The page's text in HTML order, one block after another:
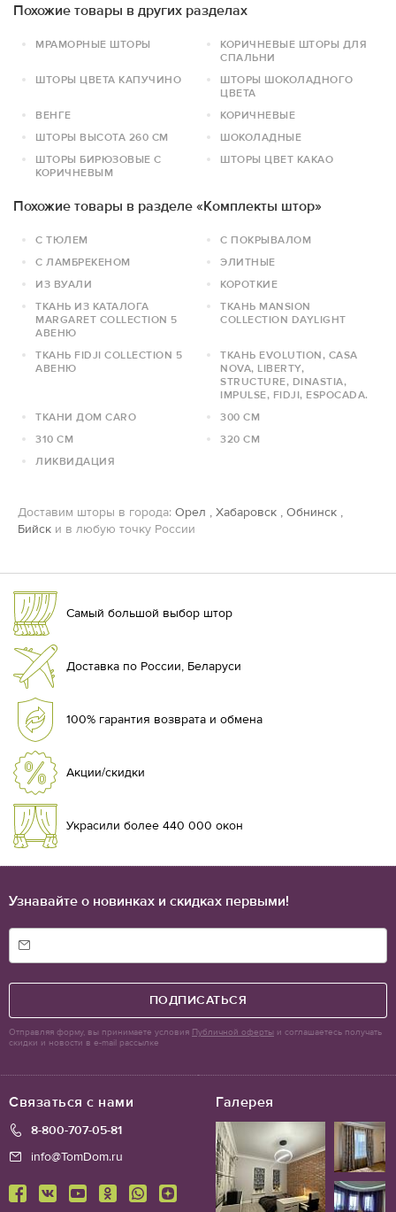
Похожие товары в других разделах
МРАМОРНЫЕ ШТОРЫ
КОРИЧНЕВЫЕ ШТОРЫ ДЛЯ
СПАЛЬНИ
ШТОРЫ ЦВЕТА КАПУЧИНО
ШТОРЫ ШОКОЛАДНОГО
ЦВЕТА
ВЕНГЕ
КОРИЧНЕВЫЕ
ШТОРЫ ВЫСОТА 260 СМ
ШОКОЛАДНЫЕ
ШТОРЫ БИРЮЗОВЫЕ С
КОРИЧНЕВЫМ
ШТОРЫ ЦВЕТ КАКАО
Похожие товары в разделе «Комплекты штор»
С ТЮЛЕМ
С ПОКРЫВАЛОМ
С ЛАМБРЕКЕНОМ
ЭЛИТНЫЕ
ИЗ ВУАЛИ
КОРОТКИЕ
ТКАНЬ ИЗ КАТАЛОГА
MARGARET COLLECTION 5
АВЕНЮ
ТКАНЬ MANSION
COLLECTION DAYLIGHT
ТКАНЬ FIDJI COLLECTION 5
АВЕНЮ
ТКАНЬ EVOLUTION, CASA
NOVA, LIBERTY,
STRUCTURE, DINASTIA,
IMPULSE, FIDJI, ESPOCADA.
ТКАНИ ДОМ CARO
300 СМ
310 СМ
320 СМ
ЛИКВИДАЦИЯ
Доставим шторы в города: Орел , Хабаровск , Обнинск ,
Бийск и в любую точку России
Самый большой выбор штор
Доставка по России, Беларуси
100% гарантия возврата и обмена
Акции/скидки
Украсили более 440 000 окон
Галерея
Связаться с нами
8-800-707-05-81
info@TomDom.ru
Узнавайте о новинках и скидках первыми!
ПОДПИСАТЬСЯ
Отправляя форму, вы принимаете условия Публичной оферты и соглашаетесь получать
скидки и новости в e-mail рассылке